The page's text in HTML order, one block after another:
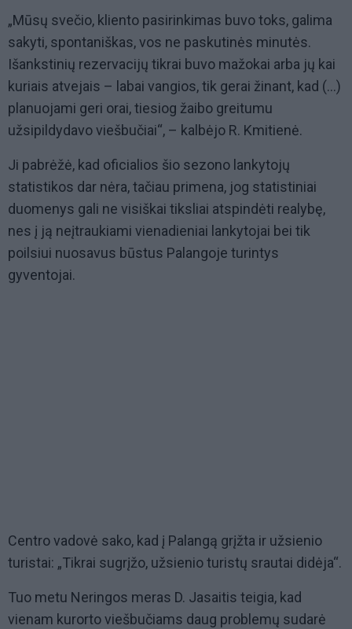
„Mūsų svečio, kliento pasirinkimas buvo toks, galima
sakyti, spontaniškas, vos ne paskutinės minutės.
Išankstinių rezervacijų tikrai buvo mažokai arba jų kai
kuriais atvejais – labai vangios, tik gerai žinant, kad (...)
planuojami geri orai, tiesiog žaibo greitumu
užsipildydavo viešbučiai“, – kalbėjo R. Kmitienė.
Ji pabrėžė, kad oficialios šio sezono lankytojų
statistikos dar nėra, tačiau primena, jog statistiniai
duomenys gali ne visiškai tiksliai atspindėti realybę,
nes į ją neįtraukiami vienadieniai lankytojai bei tik
poilsiui nuosavus būstus Palangoje turintys
gyventojai.
Centro vadovė sako, kad į Palangą grįžta ir užsienio
turistai: „Tikrai sugrįžo, užsienio turistų srautai didėja“.
Tuo metu Neringos meras D. Jasaitis teigia, kad
vienam kurorto viešbučiams daug problemų sudarė